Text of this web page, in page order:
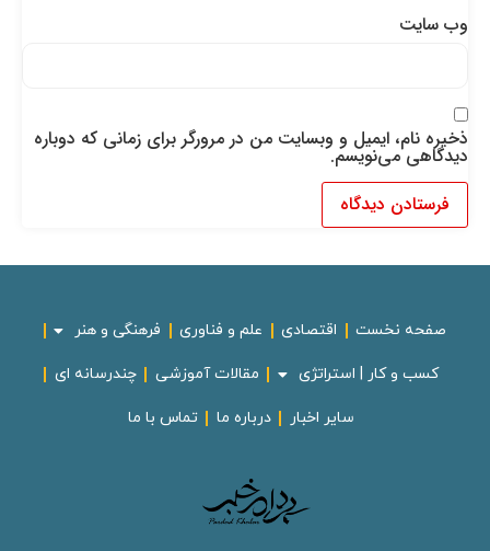
وب‌ سایت
ذخیره نام، ایمیل و وبسایت من در مرورگر برای زمانی که دوباره
دیدگاهی می‌نویسم.
صفحه نخست اقتصادی علم و فناوری فرهنگی و هنر
کسب و کار | استراتژی مقالات آموزشی چندرسانه ای
سایر اخبار درباره ما تماس با ما